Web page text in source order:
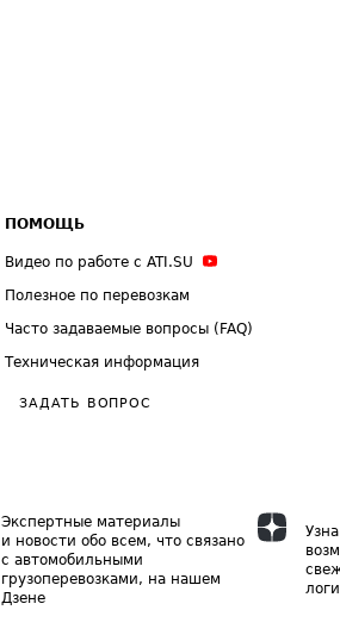
ПОМОЩЬ
Видео по работе с ATI.SU
Полезное по перевозкам
Часто задаваемые вопросы (FAQ)
Техническая информация
ЗАДАТЬ ВОПРОС
Экспертные материалы
и новости обо всем, что связано
с автомобильными
грузоперевозками, на нашем
Дзене